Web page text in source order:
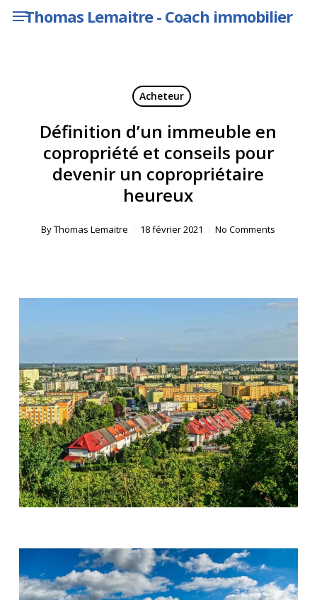
Skip Thomas Lemaitre - Coach immobilier
Menu
Acheteur
Définition d’un immeuble en
copropriété et conseils pour
devenir un copropriétaire
heureux
ByThomas Lemaitre 18 février 2021 No Comments